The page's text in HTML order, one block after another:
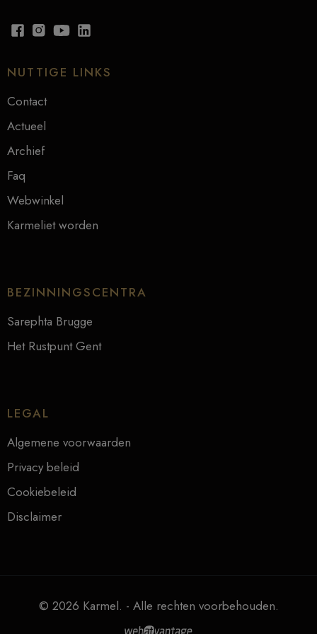
NUTTIGE LINKS
Contact
Actueel
Archief
Faq
Webwinkel
Karmeliet worden
BEZINNINGSCENTRA
Sarephta Brugge
Het Rustpunt Gent
LEGAL
Algemene voorwaarden
Privacy beleid
Cookiebeleid
Disclaimer
© 2026 Karmel. - Alle rechten voorbehouden.